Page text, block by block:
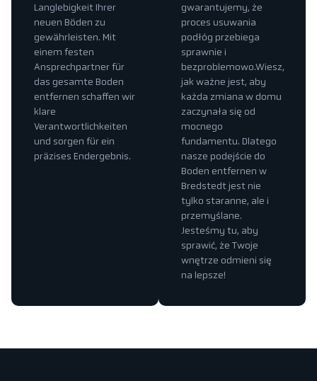
gwarantujemy, że
proces usuwania
podłóg przebiega
sprawnie i
bezproblemowo.Wiesz,
jak ważne jest, aby
każda zmiana w domu
zaczynała się od
mocnego
fundamentu. Dlatego
nasze podejście do
Boden entfernen w
Bredstedt jest nie
tylko staranne, ale i
przemyślane.
Jesteśmy tu, aby
sprawić, że Twoje
wnętrze odmieni się
na lepsze!
Langlebigkeit Ihrer
neuen Böden zu
gewährleisten. Mit
einem festen
Ansprechpartner für
das gesamte Boden
entfernen schaffen wir
klare
Verantwortlichkeiten
und sorgen für ein
präzises Endergebnis.